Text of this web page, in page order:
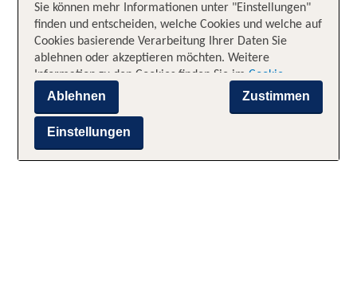
Sie können mehr Informationen unter "Einstellungen"
finden und entscheiden, welche Cookies und welche auf
Cookies basierende Verarbeitung Ihrer Daten Sie
ablehnen oder akzeptieren möchten. Weitere
Information zu den Cookies finden Sie im Cookie-
Hinweis. Zusätzliche Informationen zur auf Cookies
Datenschutz-Hinweis
Entscheidung über "Cookie-Einstellungen" [in der
Fußzeile der Webseite] durch Ausschalten der
Zustimmen
Ablehnen
Einstellungen